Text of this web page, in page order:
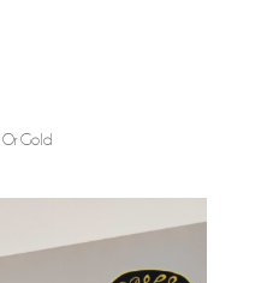
Or Gold